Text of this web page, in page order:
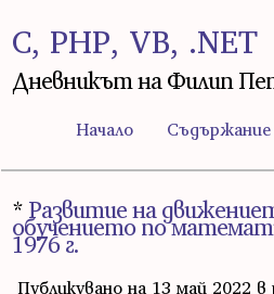
C, PHP, VB, .NET
Дневникът на Филип
Начало Съдържание
* Развитие на
обучението по
1976 г.
Публикувано на 13 май 2022 в